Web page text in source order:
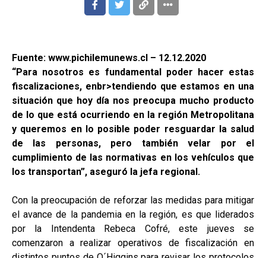
Fuente: www.pichilemunews.cl – 12.12.2020
“Para nosotros es fundamental poder hacer estas
fiscalizaciones, enbr>tendiendo que estamos en una
situación que hoy día nos preocupa mucho producto
de lo que está ocurriendo en la región Metropolitana
y queremos en lo posible poder resguardar la salud
de las personas, pero también velar por el
cumplimiento de las normativas en los vehículos que
los transportan”, aseguró la jefa regional.
Con la preocupación de reforzar las medidas para mitigar
el avance de la pandemia en la región, es que liderados
por la Intendenta Rebeca Cofré, este jueves se
comenzaron a realizar operativos de fiscalización en